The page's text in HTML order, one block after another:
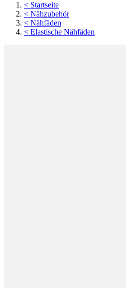
< Startseite
< Nähzubehör
< Nähfäden
< Elastische Nähfäden